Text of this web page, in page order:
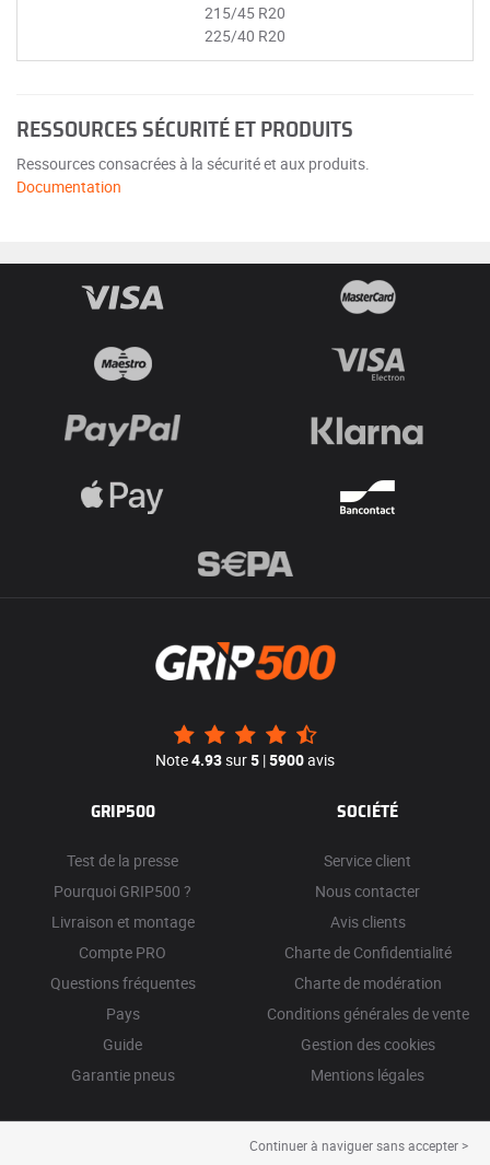
215/45 R20
225/40 R20
RESSOURCES SÉCURITÉ ET PRODUITS
Ressources consacrées à la sécurité et aux produits.
Documentation
Note4.93sur5 |5900avis
GRIP500
Test de la presse
Pourquoi GRIP500 ?
Livraison et montage
Compte PRO
Questions fréquentes
Pays
Guide
Garantie pneus
SOCIÉTÉ
Service client
Nous contacter
Avis clients
Charte de Confidentialité
Charte de modération
Conditions générales de vente
Gestion des cookies
Mentions légales
Continuer à naviguer sans accepter >